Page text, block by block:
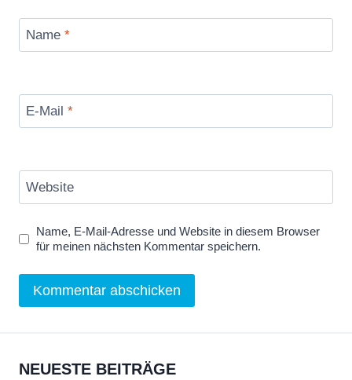
Name *
E-Mail *
Website
Name, E-Mail-Adresse und Website in diesem Browser
für meinen nächsten Kommentar speichern.
NEUESTE BEITRÄGE